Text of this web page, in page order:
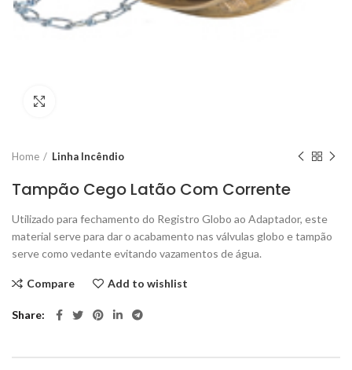
Home Linha Incêndio
Tampão Cego Latão Com Corrente
Utilizado para fechamento do Registro Globo ao Adaptador, este
material serve para dar o acabamento nas válvulas globo e tampão
serve como vedante evitando vazamentos de água.
Compare Add to wishlist
Share